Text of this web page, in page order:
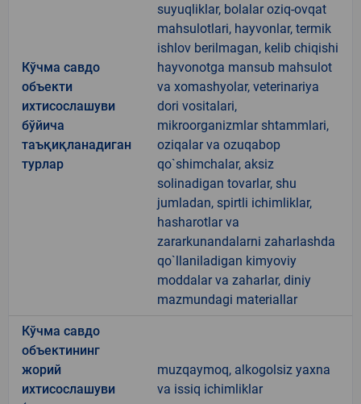
Кўчма савдо
объекти
ихтисослашуви
бўйича
таъқиқланадиган
турлар
suyuqliklar, bolalar oziq-ovqat
mahsulotlari, hayvonlar, termik
ishlov berilmagan, kelib chiqishi
hayvonotga mansub mahsulot
va xomashyolar, veterinariya
dori vositalari,
mikroorganizmlar shtammlari,
oziqalar va ozuqabop
qo`shimchalar, aksiz
solinadigan tovarlar, shu
jumladan, spirtli ichimliklar,
hasharotlar va
zararkunandalarni zaharlashda
qo`llaniladigan kimyoviy
moddalar va zaharlar, diniy
mazmundagi materiallar
Кўчма савдо
объектининг
жорий
ихтисослашуви
muzqaymoq, alkogolsiz yaxna
va issiq ichimliklar